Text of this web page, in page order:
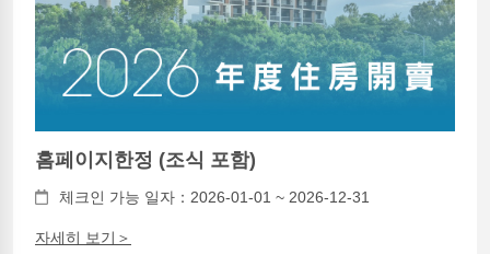
홈페이지한정 (조식 포함)
체크인 가능 일자：2026-01-01 ~ 2026-12-31
자세히 보기＞